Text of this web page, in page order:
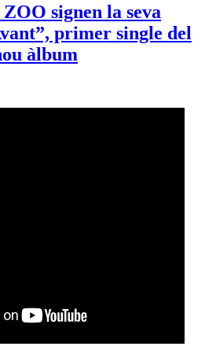
signen la seva
primer single del
àlbum